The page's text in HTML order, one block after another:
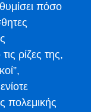
πόσο
ρίζες της,
πολεμικής